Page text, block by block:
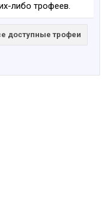
либо трофеев.
доступные трофеи